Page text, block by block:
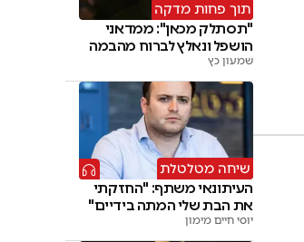
תוך פחות מדקה
"תסתלק מכאן": ממדאני
הושפל ונאלץ לברוח מהבמה
שמעון כץ
שיחה מטלטלת
העיתונאי משתף: "החזקתי
את הבת שלי המתה בידיים"
יוסי חיים מימון